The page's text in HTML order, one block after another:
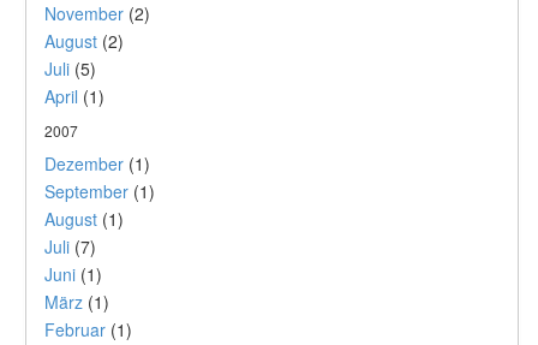
November (2)
August (2)
Juli (5)
April (1)
2007
Dezember (1)
September (1)
August (1)
Juli (7)
Juni (1)
März (1)
Februar (1)